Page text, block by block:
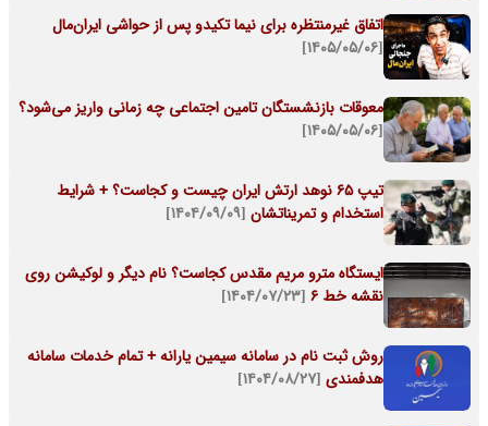
اتفاق غیرمنتظره برای نیما تکیدو پس از حواشی ایران‌مال
[۱۴۰۵/۰۵/۰۶]
معوقات بازنشستگان تامین اجتماعی چه زمانی واریز می‌شود؟
[۱۴۰۵/۰۵/۰۶]
تیپ 65 نوهد ارتش ایران چیست و کجاست؟ + شرایط
استخدام و تمریناتشان [۱۴۰۴/۰۹/۰۹]
ایستگاه مترو مریم مقدس کجاست؟ نام دیگر و لوکیشن روی
نقشه خط 6
[۱۴۰۴/۰۷/۲۳]
روش ثبت نام در سامانه سیمین یارانه + تمام خدمات سامانه
هدفمندی [۱۴۰۴/۰۸/۲۷]